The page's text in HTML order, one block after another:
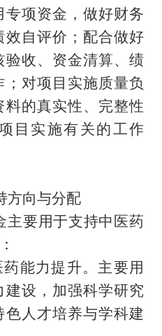
项资金，做好财务
自评价；配合做好
收、资金清算、绩
对项目实施质量负
的真实性、完整性
目实施有关的工作
方向与分配
主要用于支持中医药
药能力提升。主要用
设，加强科学研究
人才培养与学科建